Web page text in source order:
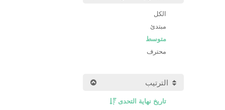
الكل
مبتدئ
متوسط
محترف
الترتيب
تاريخ نهاية التحدى